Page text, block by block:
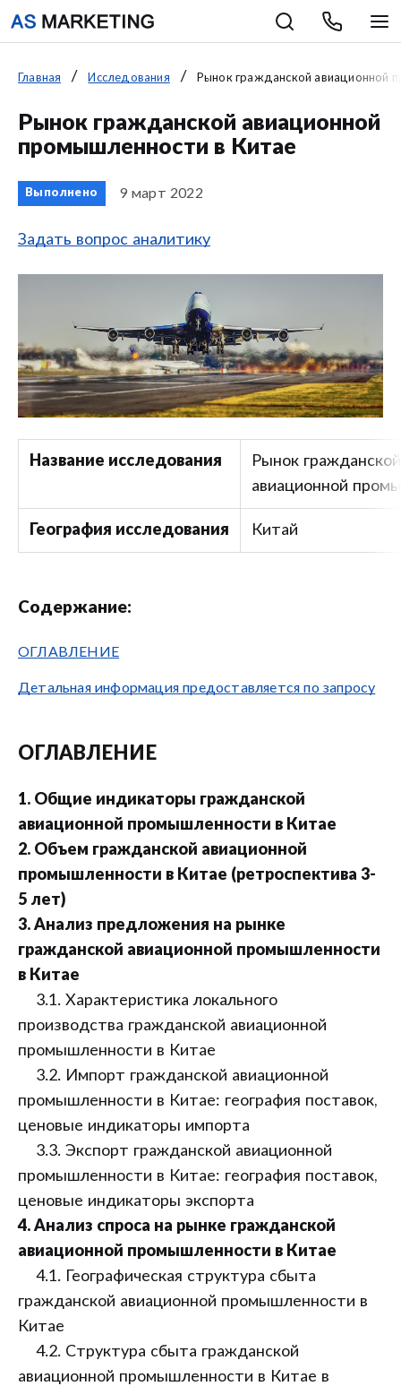
Главная Исследования Рынок гражданской авиационной
Рынок гражданской авиационной
промышленности в Китае
Выполнено 9 март 2022
Задать вопрос аналитику
Название исследования
Рынок гражданской
авиационной
География исследования Китай
Содержание:
ОГЛАВЛЕНИЕ
Детальная информация предоставляется по запросу
ОГЛАВЛЕНИЕ
1. Общие индикаторы гражданской
авиационной промышленности в Китае
2. Объем гражданской авиационной
промышленности в Китае (ретроспектива 3-
5 лет)
3. Анализ предложения на рынке
гражданской авиационной промышленности
в Китае
3.1. Характеристика локального
производства гражданской авиационной
промышленности в Китае
3.2. Импорт гражданской авиационной
промышленности в Китае: география поставок,
ценовые индикаторы импорта
3.3. Экспорт гражданской авиационной
промышленности в Китае: география поставок,
ценовые индикаторы экспорта
4. Анализ спроса на рынке гражданской
авиационной промышленности в Китае
4.1. Географическая структура сбыта
гражданской авиационной промышленности в
Китае
4.2. Структура сбыта гражданской
авиационной промышленности в Китае в